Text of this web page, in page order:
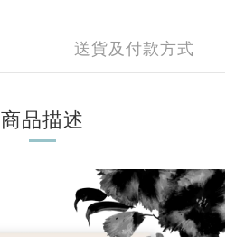
送貨及付款方式
商品描述